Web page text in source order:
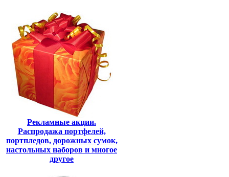
Рекламные акции.
Распродажа портфелей,
портпледов, дорожных сумок,
настольных наборов и многое
другое